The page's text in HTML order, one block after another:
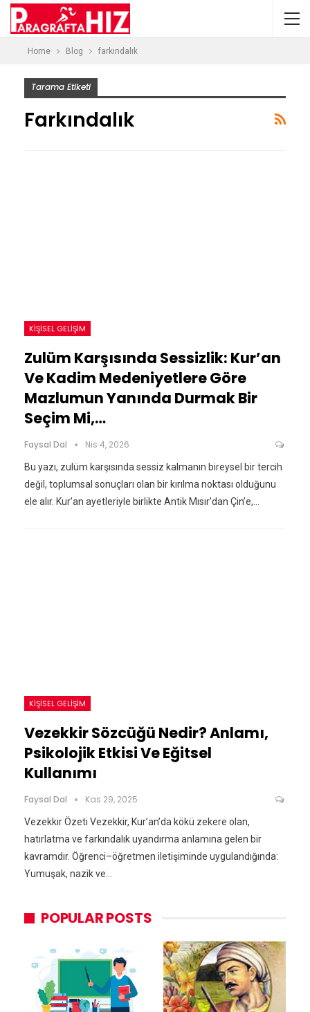
Home Blog farkındalık
Tarama Etiketi
Farkındalık
KIŞISEL GELIŞIM
Zulüm Karşısında Sessizlik: Kur’an
Ve Kadim Medeniyetlere Göre
Mazlumun Yanında Durmak Bir
Seçim Mi,…
Faysal Dal Nis 4, 2026
Bu yazı, zulüm karşısında sessiz kalmanın bireysel bir tercih
değil, toplumsal sonuçları olan bir kırılma noktası olduğunu
ele alır. Kur’an ayetleriyle birlikte Antik Mısır’dan Çin’e,…
KIŞISEL GELIŞIM
Vezekkir Sözcüğü Nedir? Anlamı,
Psikolojik Etkisi Ve Eğitsel
Kullanımı
Faysal Dal Kas 29, 2025
Vezekkir Özeti Vezekkir, Kur’an’da kökü zekere olan,
hatırlatma ve farkındalık uyandırma anlamına gelen bir
kavramdır. Öğrenci–öğretmen iletişiminde uygulandığında:
Yumuşak, nazik ve…
POPULAR POSTS